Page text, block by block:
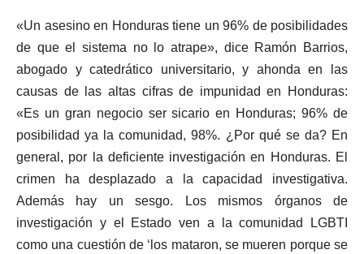
«Un asesino en Honduras tiene un 96% de posibilidades
de que el sistema no lo atrape», dice Ramón Barrios,
abogado y catedrático universitario, y ahonda en las
causas de las altas cifras de impunidad en Honduras:
«Es un gran negocio ser sicario en Honduras; 96% de
posibilidad ya la comunidad, 98%. ¿Por qué se da? En
general, por la deficiente investigación en Honduras. El
crimen ha desplazado a la capacidad investigativa.
Además hay un sesgo. Los mismos órganos de
investigación y el Estado ven a la comunidad LGBTI
como una cuestión de ‘los mataron, se mueren porque se